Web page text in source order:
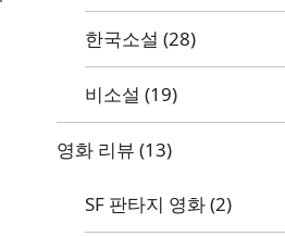
한국소설 (28)
비소설 (19)
영화 리뷰 (13)
SF 판타지 영화(2)